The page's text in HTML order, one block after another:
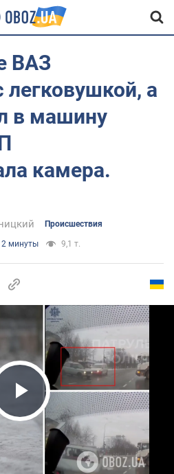
ВАЗ
легковушкой, а
в машину
камера.
Происшествия
2 минуты 9,1 т.
Video